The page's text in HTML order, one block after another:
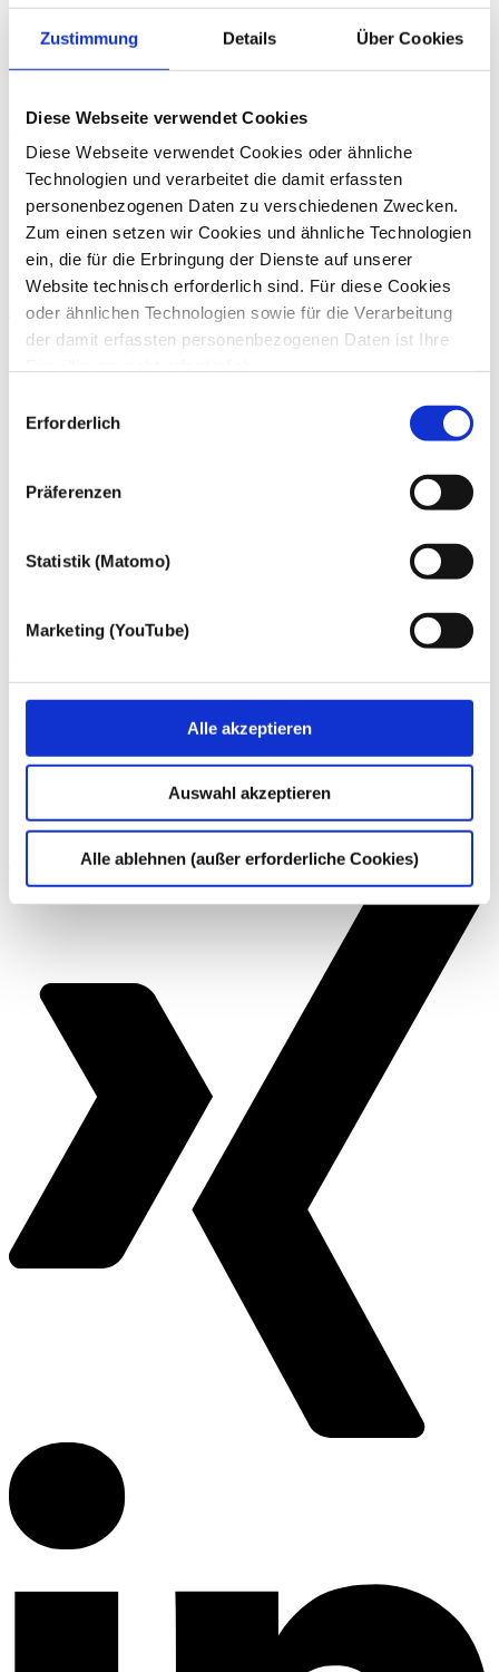
Zustimmung Details Über Cookies
Diese Webseite verwendet Cookies
Diese Webseite verwendet Cookies oder ähnliche
Technologien und verarbeitet die damit erfassten
personenbezogenen Daten zu verschiedenen Zwecken.
Zum einen setzen wir Cookies und ähnliche Technologien
ein, die für die Erbringung der Dienste auf unserer
Website technisch erforderlich sind. Für diese Cookies
oder ähnlichen Technologien sowie für die Verarbeitung
der damit erfassten personenbezogenen Daten ist Ihre
mit Ihrer ausdrücklichen Einwilligung einsetzen und die
Erforderlich
Präferenzen
Statistik (Matomo)
Marketing (YouTube)
Alle akzeptieren
Auswahl akzeptieren
Alle ablehnen (außer erforderliche Cookies)
Der Bundesfinanzhof stellt sich mit seinem Beschluss gegen die
Auffassung des Landesamts für Steuern Rheinland-Pfalz und die
Rechtsprechung des Finanzgerichts Münster, insofern bleibt die
Zurück
Benno Lange
Wirtschaftsprüfer, Steuerberater, Fachberater für Internationales
Steuerrecht
Zum Profil von Benno Lange
Gestaltende Steuerberatung
Über die dhpg
Mitarbeiter:innen Familienunternehmen und Mittelständler,
gemeinnützige Organisationen und Privatpersonen.
Kontakt
Wenn Sie Fragen zu unseren Angeboten haben, können Sie uns
gern telefonisch (+49 228 81000 0) oder perE-Mailkontaktieren.
Zum Kontakt